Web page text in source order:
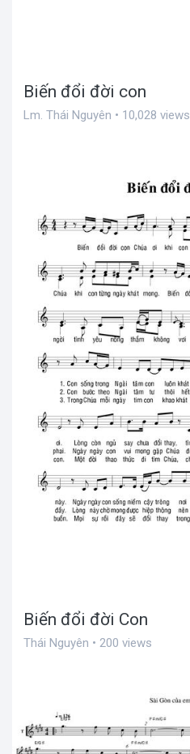
Biến đổi đời con
Lm. Thái Nguyên • 10,028 views
Biến đổi đời Con
Thái Nguyên • 200 views